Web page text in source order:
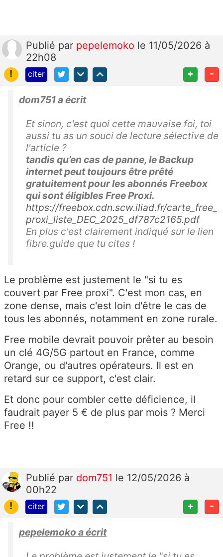
Publié par pepelemoko le 11/05/2026 à
22h08
!
citer + -
dom751 a écrit
Et sinon, c'est quoi cette mauvaise foi, toi
aussi tu as un souci de lecture sélective de
l'article ?
tandis qu’en cas de panne, le Backup
internet peut toujours être prêté
gratuitement pour les abonnés Freebox
qui sont éligibles Free Proxi.
https://freebox.cdn.scw.iliad.fr/carte_free_
proxi_liste_DEC_2025_df787c2165.pdf
En plus c'est clairement indiqué sur le lien
fibre.guide que tu cites !
Le problème est justement le "si tu es
couvert par Free proxi". C'est mon cas, en
zone dense, mais c'est loin d'être le cas de
tous les abonnés, notamment en zone rurale.
Free mobile devrait pouvoir prêter au besoin
un clé 4G/5G partout en France, comme
Orange, ou d'autres opérateurs. Il est en
retard sur ce support, c'est clair.
Et donc pour combler cette déficience, il
faudrait payer 5 € de plus par mois ? Merci
Free !!
Publié par dom751 le 12/05/2026 à
00h22
!
citer + -
pepelemoko a écrit